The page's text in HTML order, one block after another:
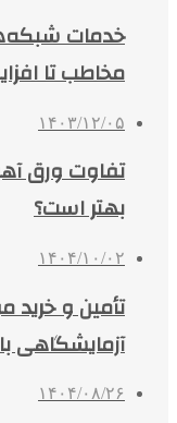
مخاطب تا
۱۴۰۳/۱۲/۰۵
تفاوت ورق
بهتر است؟
۱۴۰۴/۱۰/۰۲
تأمین و
آزمایشگاهی
۱۴۰۴/۰۸/۲۶